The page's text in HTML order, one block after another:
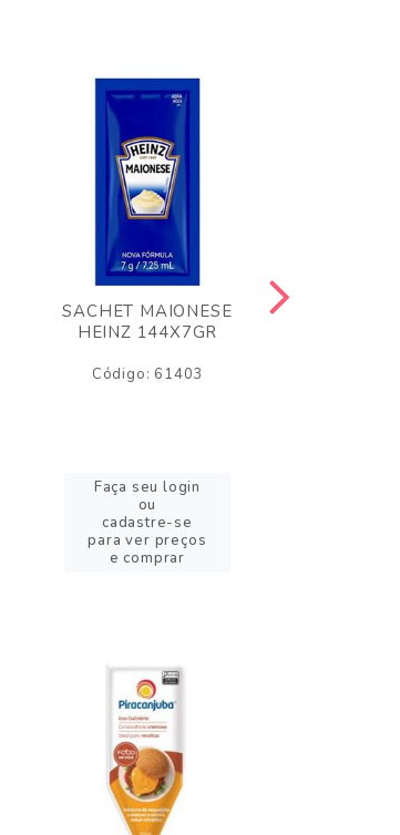
SACHET MAIONESE
HEINZ 144X7GR
Código: 61403
Faça seu login
ou
cadastre-se
para ver preços
e comprar